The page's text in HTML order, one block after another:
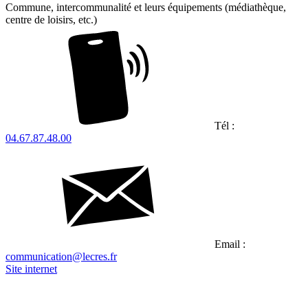
Commune, intercommunalité et leurs équipements (médiathèque,
centre de loisirs, etc.)
Tél :
04.67.87.48.00
Email :
communication@lecres.fr
Site internet